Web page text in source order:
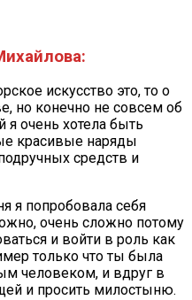
искусство это, то о
но конечно не совсем об
я очень хотела быть
красивые наряды
средств и
я попробовала себя
очень сложно потому
и войти в роль как
только что ты была
человеком, и вдруг в
и просить милостыню.